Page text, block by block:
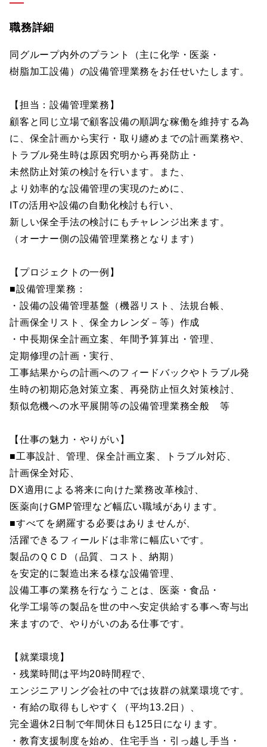
職務詳細
同グループ内外のプラント（主に化学・医薬・
樹脂加工設備）の設備管理業務をお任せいたします。
【担当：設備管理業務】
顧客と同じ立場で顧客設備の順調な稼働を維持する為
に、保全計画から実行・取り纏めまでの計画業務や、
トラブル発生時は原因究明から再発防止・
未然防止対策の検討を行います。また、
より効率的な設備管理の実現のために、
ITの活用や設備の自動化検討も行い、
新しい保全手法の検討にもチャレンジ出来ます。
（オーナー側の設備管理業務となります）
【プロジェクトの一例】
■設備管理業務：
・設備の設備管理基盤（機器リスト、法規台帳、
計画保全リスト、保全カレンダ－等）作成
・中長期保全計画立案、年間予算算出・管理、
定期修理の計画・実行、
工事結果からの計画へのフィードバックやトラブル発
生時の初期応急対策立案、再発防止恒久対策検討、
類似危機への水平展開等の設備管理業務全般 等
【仕事の魅力・やりがい】
■工事設計、管理、保全計画立案、トラブル対応、
計画保全対応、
DX適用による将来に向けた業務改革検討、
医薬向けGMP管理など幅広い職域があります。
■すべてを網羅する必要はありませんが、
活躍できるフィールドは非常に幅広いです。
製品のＱＣＤ（品質、コスト、納期）
を安定的に製造出来る様な設備管理、
設備工事の業務を行なうことは、医薬・食品・
化学工場等の製品を世の中へ安定供給する事へ寄与出
来ますので、やりがいのある仕事です。
【就業環境】
・残業時間は平均20時間程で、
エンジニアリング会社の中では抜群の就業環境です。
・有給の取得もしやすく（平均13.2日）、
完全週休2日制で年間休日も125日になります。
・教育支援制度を始め、住宅手当・引っ越し手当・